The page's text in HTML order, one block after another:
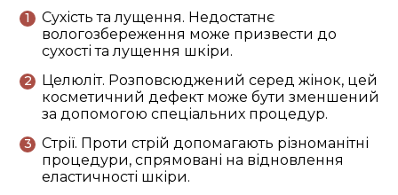
Сухість та лущення. Недостатнє
вологозбереження може призвести до
сухості та лущення шкіри.
Целюліт. Розповсюджений серед жінок, цей
косметичний дефект може бути зменшений
за допомогою спеціальних процедур.
Стрії. Проти стрій допомагають різноманітні
процедури, спрямовані на відновлення
еластичності шкіри.